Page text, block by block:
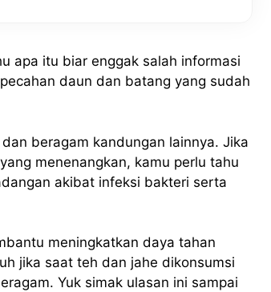
apa itu biar enggak salah informasi
daun dan batang yang sudah
beragam kandungan lainnya. Jika
menenangkan, kamu perlu tahu
akibat infeksi bakteri serta
meningkatkan daya tahan
jika saat teh dan jahe dikonsumsi
Yuk simak ulasan ini sampai